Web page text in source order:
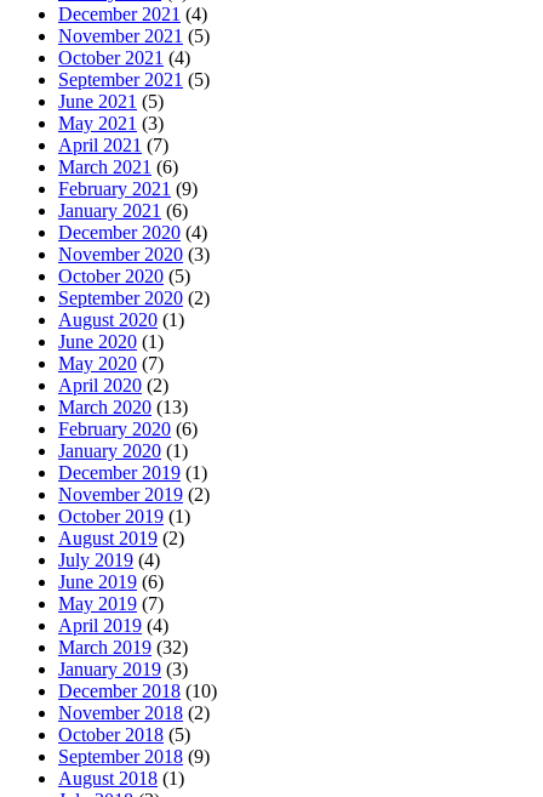
December 2021 (4)
November 2021 (5)
October 2021 (4)
September 2021 (5)
June 2021 (5)
May 2021 (3)
April 2021 (7)
March 2021 (6)
February 2021 (9)
January 2021 (6)
December 2020 (4)
November 2020 (3)
October 2020 (5)
September 2020 (2)
August 2020 (1)
June 2020 (1)
May 2020 (7)
April 2020 (2)
March 2020 (13)
February 2020 (6)
January 2020 (1)
December 2019 (1)
November 2019 (2)
October 2019 (1)
August 2019 (2)
July 2019 (4)
June 2019 (6)
May 2019 (7)
April 2019 (4)
March 2019 (32)
January 2019 (3)
December 2018 (10)
November 2018 (2)
October 2018 (5)
September 2018 (9)
August 2018 (1)